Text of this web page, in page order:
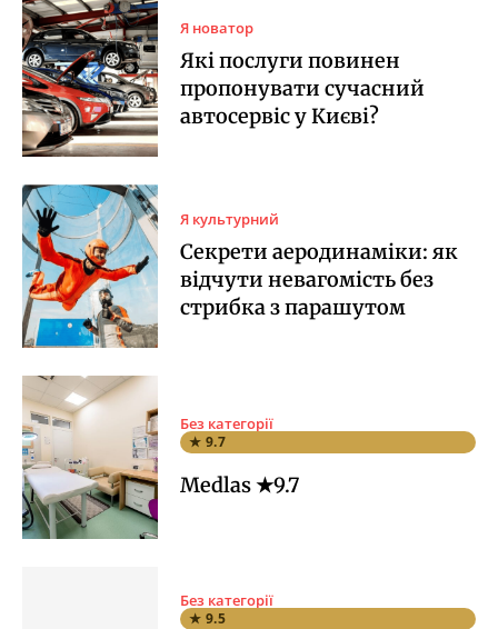
Я новатор
Які послуги повинен
пропонувати сучасний
автосервіс у Києві?
Я культурний
Секрети аеродинаміки: як
відчути невагомість без
стрибка з парашутом
Без категорії
★ 9.7
Medlas ★9.7
Без категорії
★ 9.5